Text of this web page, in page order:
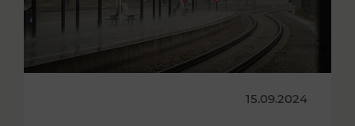
15.09.2024